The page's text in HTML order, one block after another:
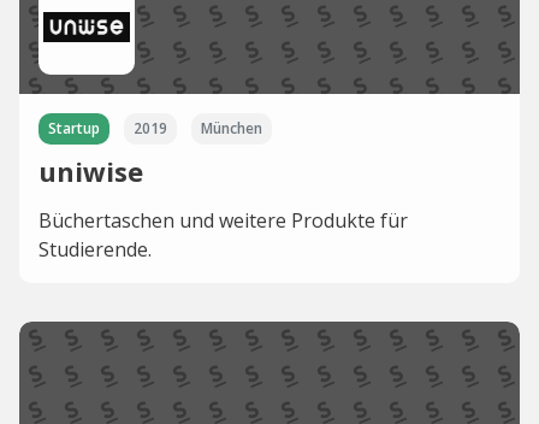
Startup 2019 München
uniwise
Büchertaschen und weitere Produkte für
Studierende.